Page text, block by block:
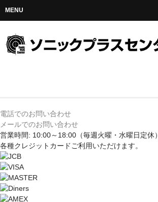
MENU
ホーム
メルセデス
BMW
MINI
アウディ
電話でのお問い合わせ
メールでのお問い合わせ
営業時間: 10:00～18:00 （毎週火曜・水曜日定休）
各種クレジットカードご利用いただけます。